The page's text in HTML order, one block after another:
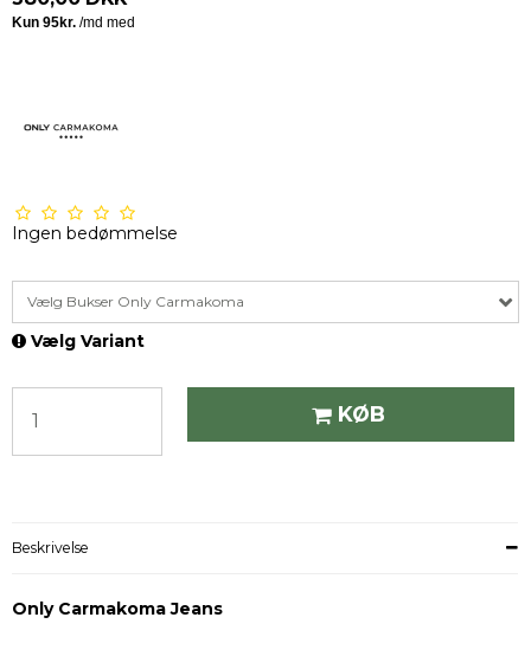
Ingen bedømmelse
Vælg Bukser Only Carmakoma
Vælg Variant
KØB
Beskrivelse
Only Carmakoma Jeans